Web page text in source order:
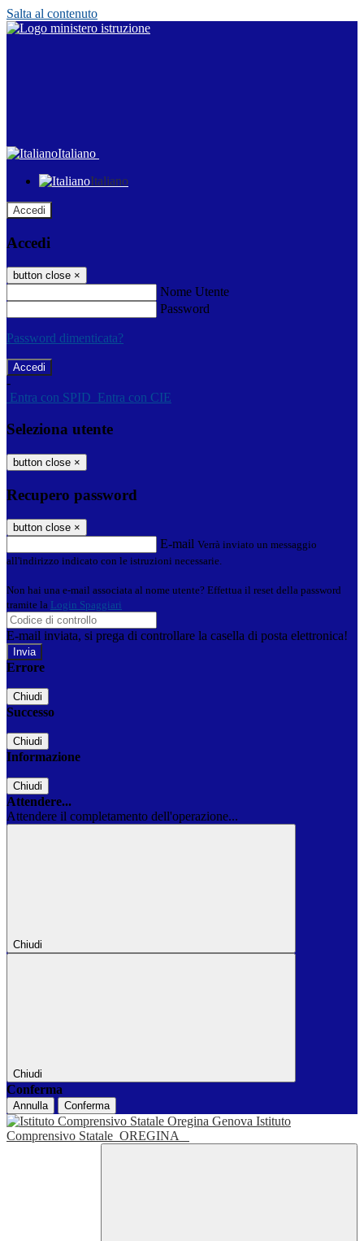
Salta al contenuto
Italiano
Italiano
Accedi
Accedi
button close ×
Nome Utente
Password
Password dimenticata?
-
Entra con SPID Entra con CIE
Seleziona utente
button close ×
Recupero password
button close ×
E-mail Verrà inviato un messaggio
all'indirizzo indicato con le istruzioni necessarie.
Non hai una e-mail associata al nome utente? Effettua il reset della password
tramite la Login Spaggiari
E-mail inviata, si prega di controllare la casella di posta elettronica!
Errore
Chiudi
Successo
Chiudi
Informazione
Chiudi
Attendere...
Attendere il completamento dell'operazione...
Chiudi
Chiudi
Conferma
Annulla Conferma
Istituto
Comprensivo Statale OREGINA